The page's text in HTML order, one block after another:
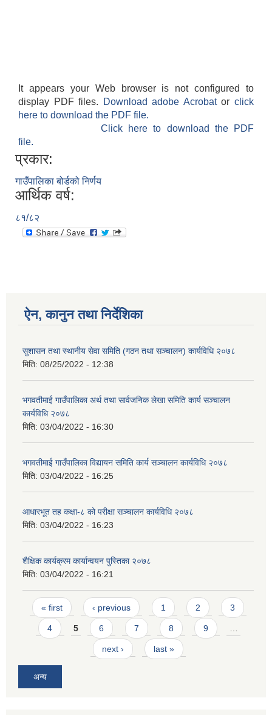
It appears your Web browser is not configured to
display PDF files.
Download adobe Acrobatorclick
here to download the PDF file.
Click here to download the PDF
file.
प्रकार:
गाउँपालिका बोर्डको निर्णय
आर्थिक वर्ष:
८१/८२
ऐन, कानुन तथा निर्देशिका
सुशासन तथा स्थानीय सेवा समिति (गठन तथा सञ्चालन) कार्यविधि २०७८
मिति: 08/25/2022 - 12:38
भगवतीमाई गाउँपालिका अर्थ तथा सार्वजनिक लेखा समिति कार्य सञ्चालन
कार्यविधि २०७८
मिति: 03/04/2022 - 16:30
भगवतीमाई गाउँपालिका विद्यायन समिति कार्य सञ्चालन कार्यविधि २०७८
मिति: 03/04/2022 - 16:25
आधारभूत तह कक्षा-८ को परीक्षा सञ्चालन कार्यविधि २०७८
मिति: 03/04/2022 - 16:23
शैक्षिक कार्यक्रम कार्यान्वयन पुस्तिका २०७८
मिति: 03/04/2022 - 16:21
Pages
« first ‹ previous 1 2 3
4 5 6 7 8 9
next › last »
अन्य